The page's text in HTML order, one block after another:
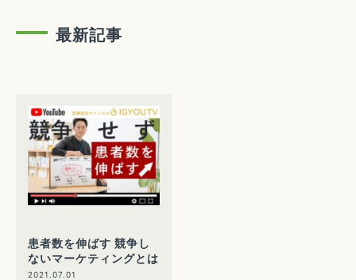
最新記事
患者数を伸ばす 競争し
ないマーケティングとは
2021.07.01